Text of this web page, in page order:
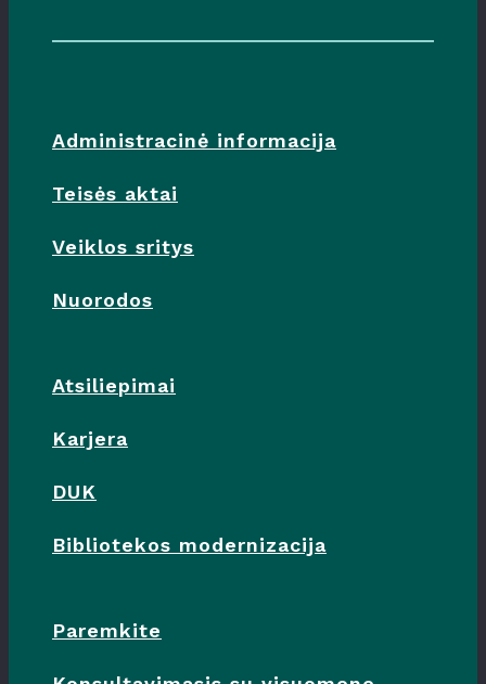
Administracinė informacija
Teisės aktai
Veiklos sritys
Nuorodos
Atsiliepimai
Karjera
DUK
Bibliotekos modernizacija
Paremkite